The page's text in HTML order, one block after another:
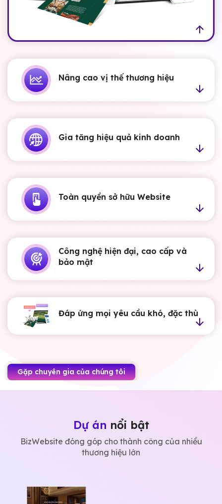
Nâng cao vị thế thương hiệu
Gia tăng hiệu quả kinh doanh
Toàn quyền sở hữu Website
Công nghệ hiện đại, cao cấp và
bảo mật
Đáp ứng mọi yêu cầu khó, đặc thù
Gặp chuyên gia của chúng tôi
Dự án nổi bật
BizWebsite đóng góp cho thành công của nhiều
thương hiệu lớn